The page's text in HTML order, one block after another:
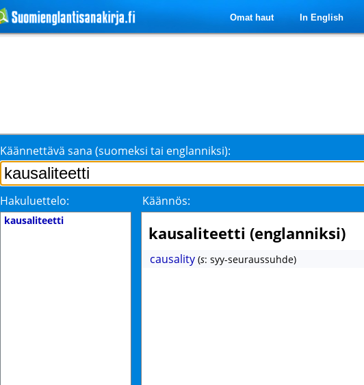
Omat haut In English
Käännettävä sana (suomeksi tai englanniksi):
Hakuluettelo: Käännös:
kausaliteetti
kausaliteetti (englanniksi)
causality (s: syy-seuraussuhde)